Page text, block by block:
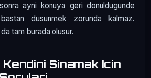
ayni konuya geri donuldugunde
dusunmek zorunda kalmaz.
tam burada olusur.
Sinamak Icin